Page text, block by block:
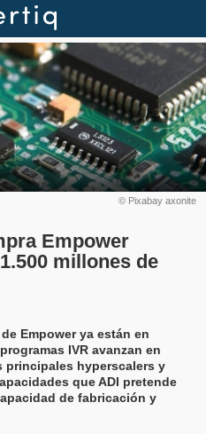
© Pixabay axonite
Empower
millones de
Empower ya están en
IVR avanzan en
hyperscalers y
que ADI pretende
de fabricación y